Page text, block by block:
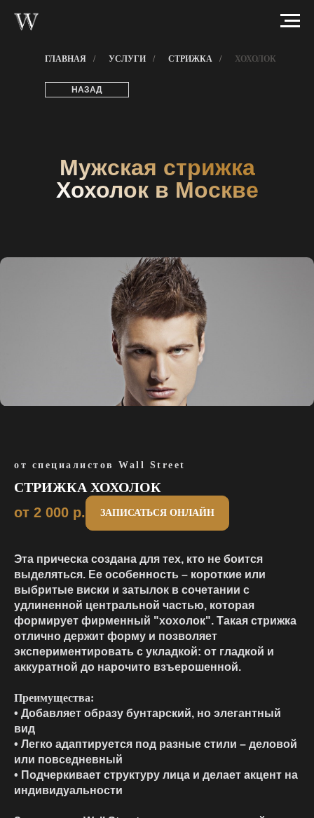
ГЛАВНАЯ / УСЛУГИ / СТРИЖКА / ХОХОЛОК
НАЗАД
Мужская стрижка
Хохолок в Москве
от специалистов Wall Street
СТРИЖКА ХОХОЛОК
от 2 000 р. ЗАПИСАТЬСЯ ОНЛАЙН
Эта прическа создана для тех, кто не боится
выделяться. Ее особенность – короткие или
выбритые виски и затылок в сочетании с
удлиненной центральной частью, которая
формирует фирменный "хохолок". Такая стрижка
отлично держит форму и позволяет
экспериментировать с укладкой: от гладкой и
аккуратной до нарочито взъерошенной.
Преимущества:
• Добавляет образу бунтарский, но элегантный
вид
• Легко адаптируется под разные стили – деловой
или повседневный
• Подчеркивает структуру лица и делает акцент на
индивидуальности